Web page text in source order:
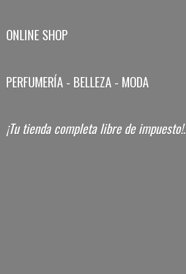
ONLINE SHOP
PERFUMERÍA - BELLEZA - MODA
¡Tu tienda completa librede impuesto!.